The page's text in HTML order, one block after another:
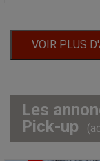
VOIR PLUS
Les
Pick-up